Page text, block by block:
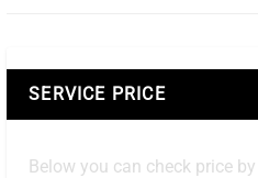
SERVICE PRICE
Below you can check price